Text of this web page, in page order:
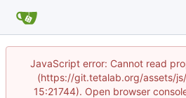
JavaScript error: Cannot read
(https://git.tetalab.org/assets/
15:21744). Open browser